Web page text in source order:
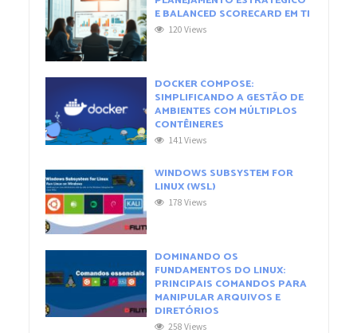
E BALANCED SCORECARD EM TI
120 Views
DOCKER COMPOSE:
SIMPLIFICANDO A GESTÃO DE
AMBIENTES COM MÚLTIPLOS
CONTÊINERES
141 Views
WINDOWS SUBSYSTEM FOR
LINUX (WSL)
178 Views
DOMINANDO OS
FUNDAMENTOS DO LINUX:
PRINCIPAIS COMANDOS PARA
MANIPULAR ARQUIVOS E
DIRETÓRIOS
258 Views